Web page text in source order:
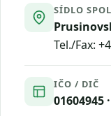
SÍDLO
Tel./Fax:
IČO / DIČ
01604945